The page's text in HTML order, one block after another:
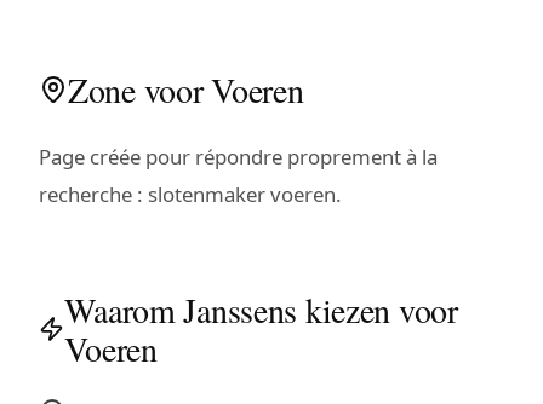
Zone voor Voeren
Page créée pour répondre proprement à la
recherche : slotenmaker voeren.
Waarom Janssens kiezen voor
Voeren